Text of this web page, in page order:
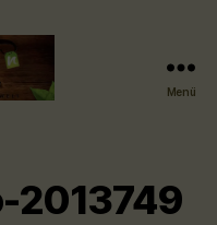
Menü
2013749